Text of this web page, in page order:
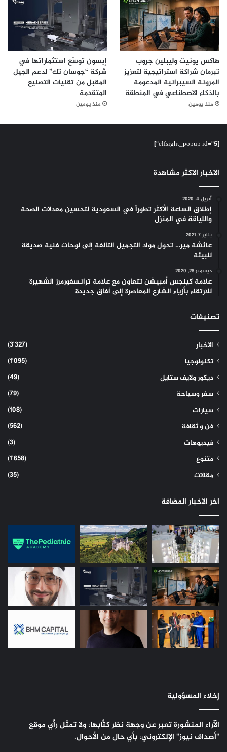
هاكس يونيت وليبلين جروب
تبرمان شراكة استراتيجية لتعزيز
المرونة السيبرانية المدعومة
بالذكاء الاصطناعي في المنطقة
منذ يومين
إبسون توسّع استثماراتها في
شركة “جوسان تك” لدعم الجيل
المقبل من تقنيات التصنيع
المتقدمة
منذ يومين
[elfsight_popup id="5"]
الاخبار الاكثر مشاهدة
أبريل 4, 2020
إطلاق الساعة الأكثر تطوراً في السعودية لتحسين معدلات الصحة
واللياقة في المنزل
يناير 7, 2021
عائشة مير… تحول مواد التجميل التالفة إلى لوحات فنية صديقة
للبيئة
ديسمبر 28, 2020
علامة كينجس أمبيشن تتعاون مع علامة ترانسفورمرز الشهيرة
للارتقاء بأزياء الشارع المعاصرة إلى آفاق جديدة
تصنيفات
الاخبار
(3٬327)
تكنولوجيا
(1٬095)
ديكور ولايف ستايل
(49)
سفر وسياحة
(79)
سيارات
(108)
فن و ثقافة
(562)
فيديوهات
(3)
متنوع
(1٬658)
مقالات
(35)
اخر الاخبار المضافة
إخلاء المسؤولية
الآراء المنشورة تعبر عن وجهة نظر كتَّابها، ولا تمثل رأي موقع
"أصداف نيوز" الإلكتروني، بأي حال من الأحوال.